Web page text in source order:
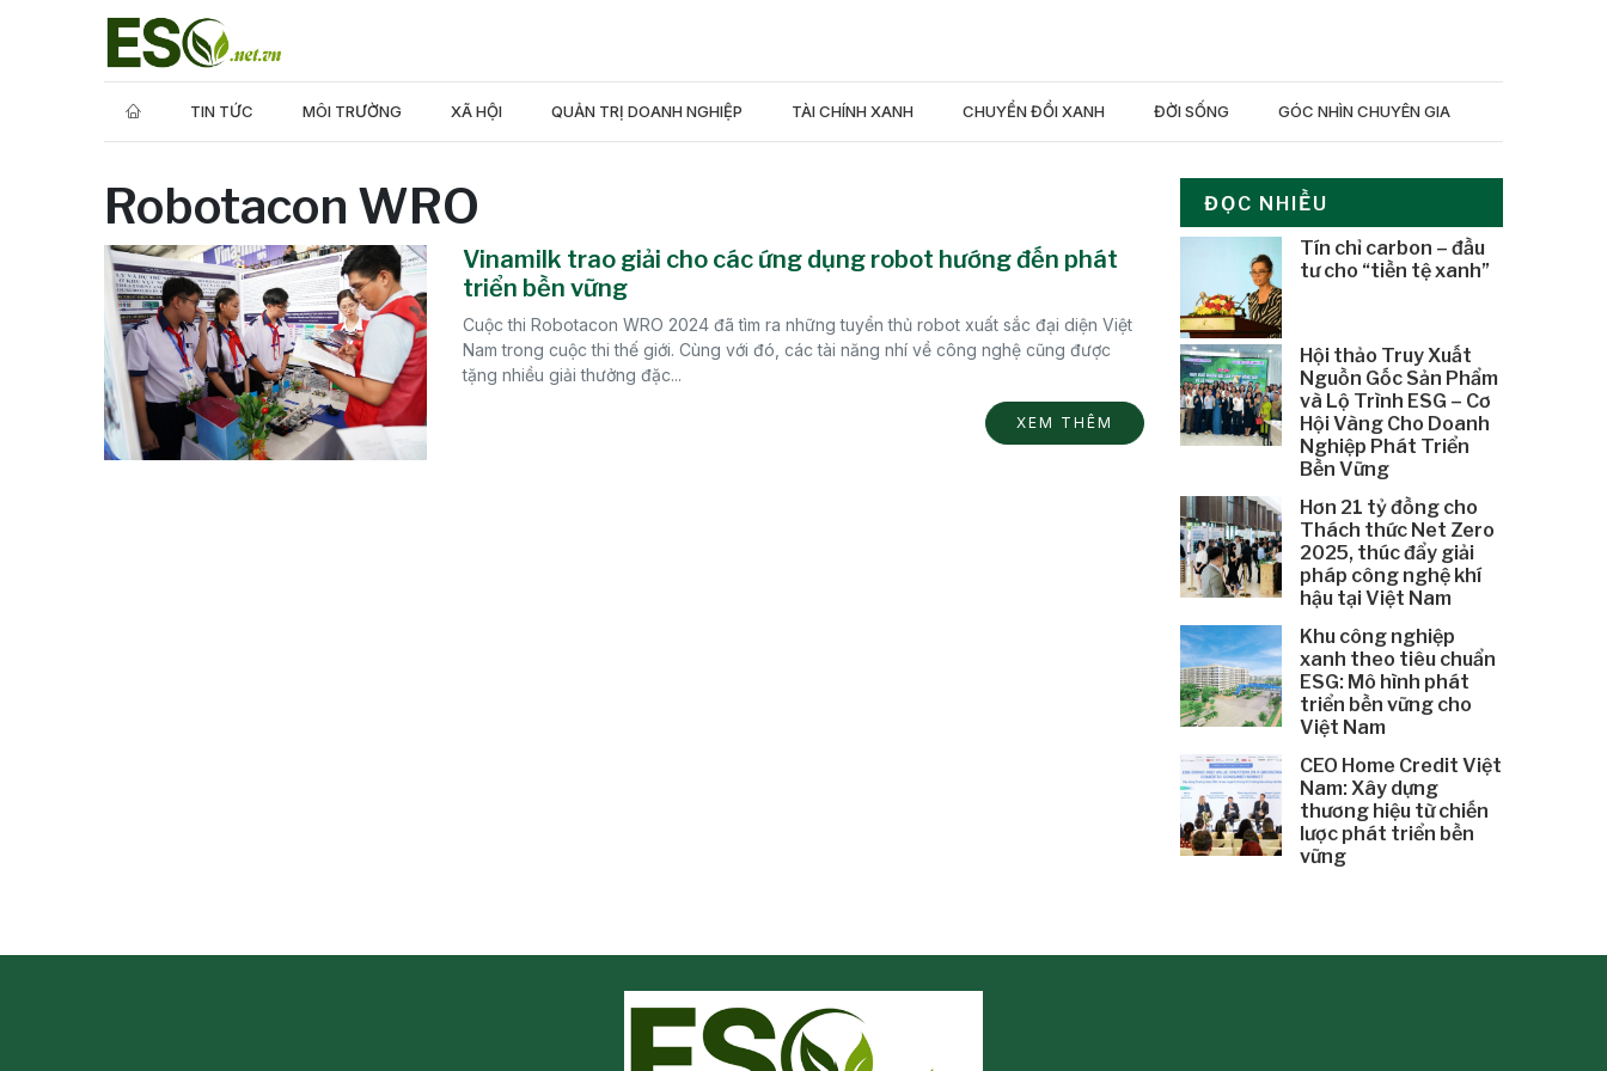
TIN TỨC MÔI TRƯỜNG XÃ HỘI QUẢN TRỊ DOANH NGHIỆP TÀI CHÍNH XANH CHUYỂN ĐỔI XANH ĐỜI SỐNG GÓC NHÌN CHUYÊN GIA
Robotacon WRO
Vinamilk trao giải cho các ứng dụng robot hướng đến phát
triển bền vững
Cuộc thi Robotacon WRO 2024 đã tìm ra những tuyển thủ robot xuất sắc đại diện Việt
Nam trong cuộc thi thế giới. Cùng với đó, các tài năng nhí về công nghệ cũng được
tặng nhiều giải thưởng đặc...
XEM THÊM
ĐỌC NHIỀU
Tín chỉ carbon – đầu
tư cho “tiền tệ xanh”
Hội thảo Truy Xuất
Nguồn Gốc Sản Phẩm
và Lộ Trình ESG – Cơ
Hội Vàng Cho Doanh
Nghiệp Phát Triển
Bền Vững
Hơn 21 tỷ đồng cho
Thách thức Net Zero
2025, thúc đẩy giải
pháp công nghệ khí
hậu tại Việt Nam
Khu công nghiệp
xanh theo tiêu chuẩn
ESG: Mô hình phát
triển bền vững cho
Việt Nam
CEO Home Credit Việt
Nam: Xây dựng
thương hiệu từ chiến
lược phát triển bền
vững